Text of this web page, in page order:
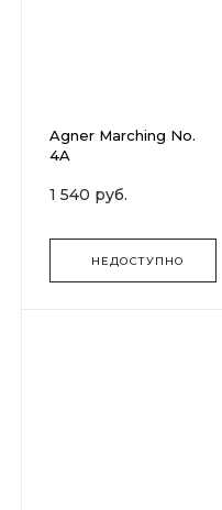
Agner Marching No.
4A
1 540 руб.
НЕДОСТУПНО